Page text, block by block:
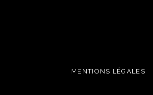
MENTIONS LÉGALES